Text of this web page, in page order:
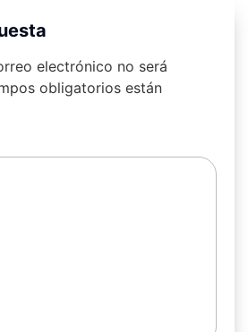
electrónico no será
obligatorios están